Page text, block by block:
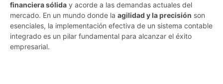
financiera sólida y acorde a las demandas actuales del
mercado. En un mundo donde la agilidad y la precisión son
esenciales, la implementación efectiva de un sistema contable
integrado es un pilar fundamental para alcanzar el éxito
empresarial.